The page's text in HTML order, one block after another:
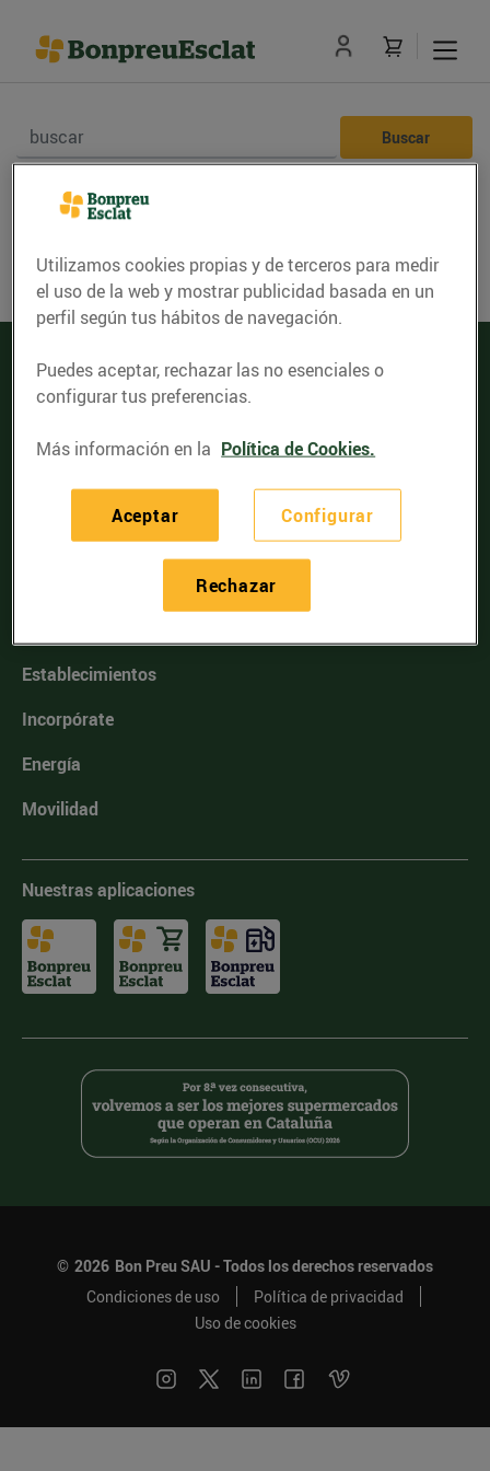
Servicios de entrega de compra en línea
Comprobar el código postal
Establecimientos
Incorpórate
Energía
Movilidad
Nuestras aplicaciones
© 2026 Bon Preu SAU - Todos los derechos reservados
Condiciones de uso
Política de privacidad
Uso de cookies
Utilizamos cookies propias y de terceros para medir
el uso de la web y mostrar publicidad basada en un
perfil según tus hábitos de navegación.
Puedes aceptar, rechazar las no esenciales o
configurar tus preferencias.
Más información en la Política de Cookies.
Configurar
Rechazar
Aceptar